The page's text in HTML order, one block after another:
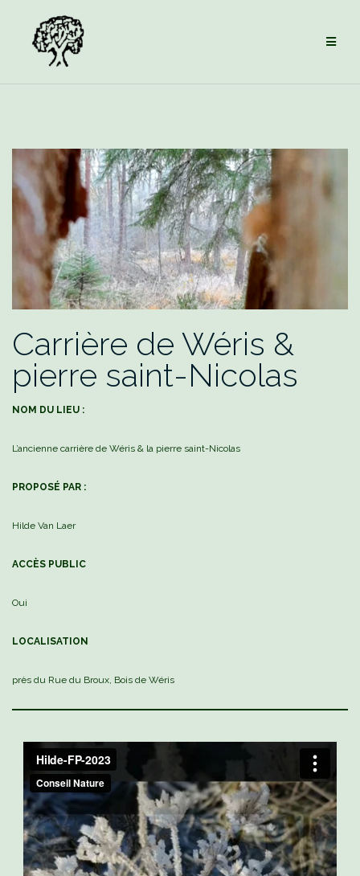
contenu
Carrière de Wéris &
pierre saint-Nicolas
NOM DU LIEU :
L’ancienne carrière de Wéris & la pierre saint-Nicolas
PROPOSÉ PAR :
Hilde Van Laer
ACCÈS PUBLIC
Oui
LOCALISATION
près du Rue du Broux, Bois de Wéris